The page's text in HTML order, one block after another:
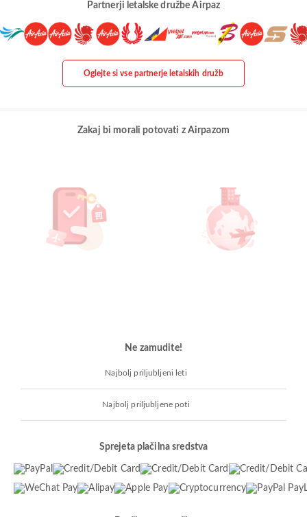
Partnerji letalske družbe Airpaz
Oglejte si vse partnerje letalskih družb
Zakaj bi morali potovati z Airpazom
Ne zamudite!
Najbolj priljubljeni leti
Najbolj priljubljene poti
Sprejeta plačilna sredstva